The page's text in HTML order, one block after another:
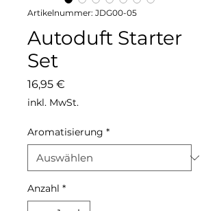
Artikelnummer: JDG00-05
Autoduft Starter
Set
16,95 €
inkl. MwSt.
Aromatisierung *
Anzahl *